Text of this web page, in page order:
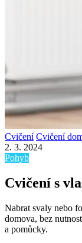
Cvičení Cvičení
2. 3. 2024
Pohyb
Cvičení s
Nabrat svaly nebo
domova, bez
a pomůcky.